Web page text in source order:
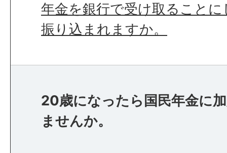
年金を銀行で受け取ること
振り込まれますか。
20歳になったら国民年金に
ませんか。